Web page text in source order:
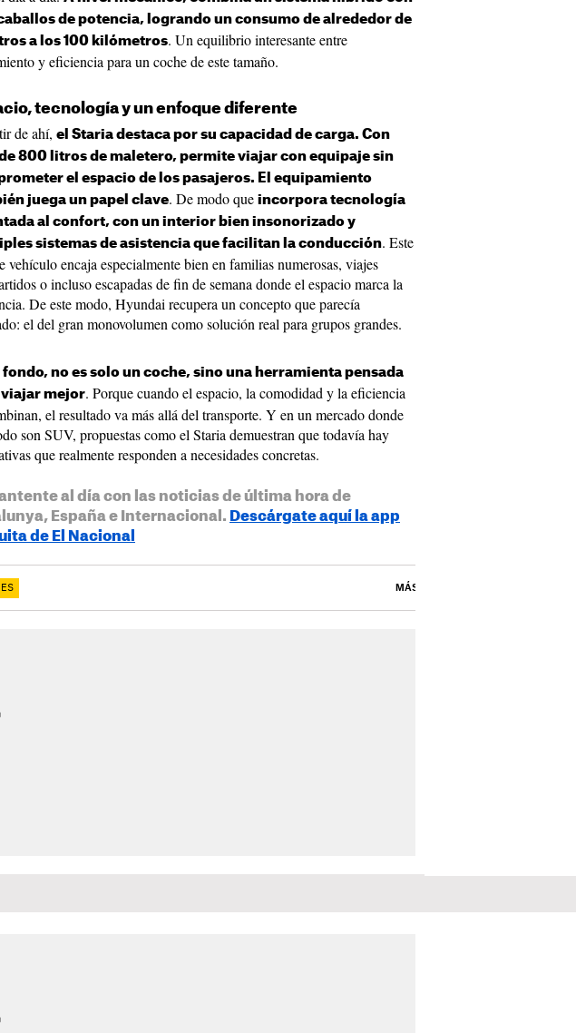
de potencia, logrando un consumo de alrededor de
a los 100 kilómetros. Un equilibrio interesante entre
y eficiencia para un coche de este tamaño.
tecnología y un enfoque diferente
de ahí, el Staria destaca por su capacidad de carga. Con
800 litros de maletero, permite viajar con equipaje sin
el espacio de los pasajeros. El equipamiento
juega un papel clave. De modo que incorpora tecnología
al confort, con un interior bien insonorizado y
sistemas de asistencia que facilitan la conducción. Este
vehículo encaja especialmente bien en familias numerosas, viajes
o incluso escapadas de fin de semana donde el espacio marca la
De este modo, Hyundai recupera un concepto que parecía
el del gran monovolumen como solución real para grupos grandes.
fondo, no es solo un coche, sino una herramienta pensada
viajar mejor. Porque cuando el espacio, la comodidad y la eficiencia
el resultado va más allá del transporte. Y en un mercado donde
son SUV, propuestas como el Staria demuestran que todavía hay
que realmente responden a necesidades concretas.
al día con las noticias de última hora de
España e Internacional. Descárgate aquí la app
de El Nacional
MÁS